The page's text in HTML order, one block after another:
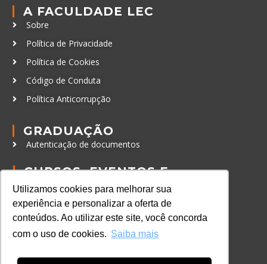
Utilizamos cookies para melhorar sua
experiência e personalizar a oferta de
conteúdos. Ao utilizar este site, você concorda
com o uso de cookies. Saiba mais
A FACULDADE LEC
Sobre
Política de Privacidade
Política de Cookies
Código de Conduta
Política Anticorrupção
GRADUAÇÃO
Autenticação de documentos
CURSOS, EVENTOS E
CERTIFICAÇÕES
Online
In Company
Eventos